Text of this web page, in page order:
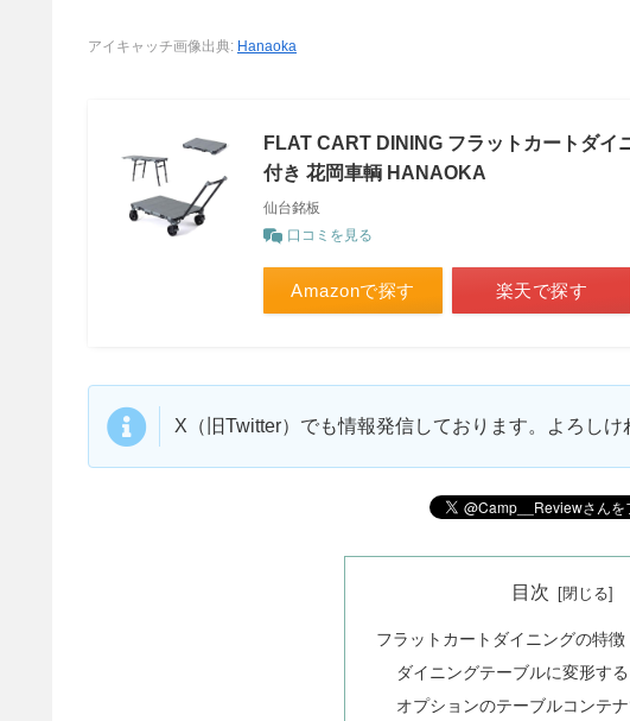
アイキャッチ画像出典: Hanaoka
FLAT CART DINING フラットカートダイ
付き 花岡車輌 HANAOKA
仙台銘板
口コミを見る
Amazonで探す 楽天で探す
X（旧Twitter）でも情報発信しております。よろしけ
目次
フラットカートダイニングの特徴
ダイニングテーブルに変形す
オプションのテーブルコンテ